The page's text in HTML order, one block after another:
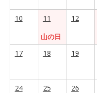
10
11
山の日
12
17
18 19
24 25 26